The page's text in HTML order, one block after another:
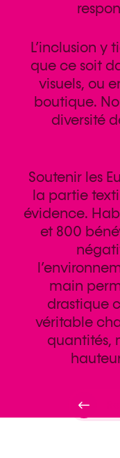
L’inclusion
que ce soit
visuels, ou
boutique.
diversité
Soutenir les
la partie
évidence.
et 800
main
drastique
véritable
quantités,